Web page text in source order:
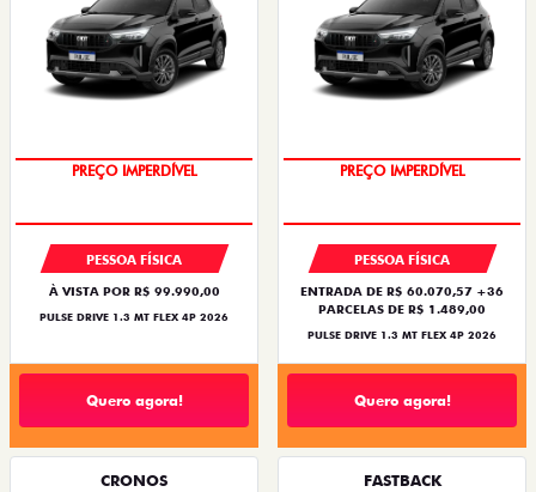
PREÇO IMPERDÍVEL
PESSOA FÍSICA
À VISTA POR R$ 99.990,00
PULSE DRIVE 1.3 MT FLEX 4P 2026
Quero agora!
PREÇO IMPERDÍVEL
PESSOA FÍSICA
ENTRADA DE R$ 60.070,57 +36
PARCELAS DE R$ 1.489,00
PULSE DRIVE 1.3 MT FLEX 4P 2026
Quero agora!
CRONOS FASTBACK